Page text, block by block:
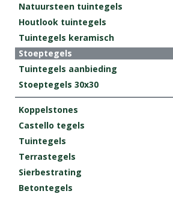
Natuursteen tuintegels
Houtlook tuintegels
Tuintegels keramisch
Stoeptegels
Tuintegels aanbieding
Stoeptegels 30x30
Koppelstones
Castello tegels
Tuintegels
Terrastegels
Sierbestrating
Betontegels